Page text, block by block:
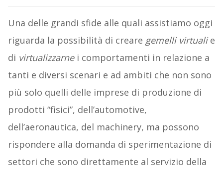
Una delle grandi sfide alle quali assistiamo oggi
riguarda la possibilità di creare gemelli virtualie
di virtualizzarnei comportamenti in relazione a
tanti e diversi scenari e ad ambiti che non sono
più solo quelli delle imprese di produzione di
prodotti “fisici”, dell’automotive,
dell’aeronautica, del machinery, ma possono
rispondere alla domanda di sperimentazione di
settori che sono direttamente al servizio della